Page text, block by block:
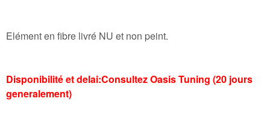
Elément en fibre livré NU et non peint.
Disponibilité et delai:Consultez Oasis Tuning (20 jours
generalement)